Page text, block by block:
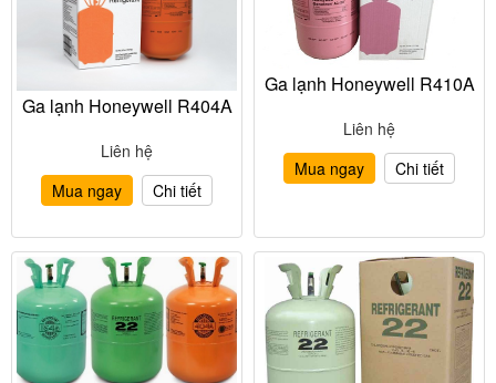
Ga lạnh Honeywell R404A
Liên hệ
Mua ngay
Chi tiết
Ga lạnh Honeywell R410A
Liên hệ
Mua ngay
Chi tiết